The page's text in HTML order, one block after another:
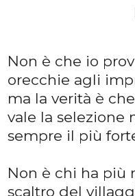
Non è che io
orecchie agli
ma la verità è
vale la selezione
sempre il più
Non è chi ha più
scaltro del